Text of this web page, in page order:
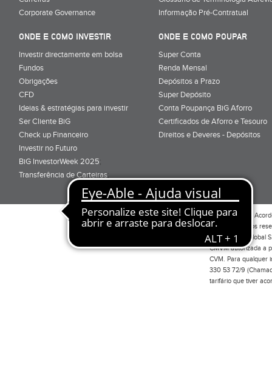
Corporate Governance
Informação Pré-Contratual
ONDE E COMO INVESTIR
Investir directamente em bolsa
Fundos
Obrigações
CFD
Ideias & estratégias para investir
Ser Cliente BiG
Check up Financeiro
Investir no Futuro
BiG InvestorWeek 2025;
Transferência de Carteiras;
ONDE E COMO POUPAR
Super Conta
Renda Mensal
Depósitos a Prazo
Super Depósito
Conta Poupança BiG Aforro
Certificados de Aforro e Tesouro
Direitos e Deveres - Depósitos
Por favor leia o
Todos os direitos
Investimento Global
CMVM autorizada a
CVM. Para qualquer
330 53 72/9
tarifário que tiver